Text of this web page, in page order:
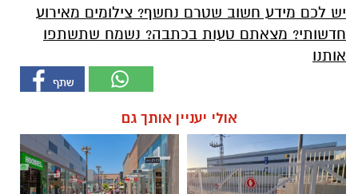
יש לכם מידע חשוב שטרם נחשף? צילומים מאירוע
חדשותי? מצאתם טעות בכתבה? נשמח שתשתפו
אותנו
אולי יעניין אותך גם